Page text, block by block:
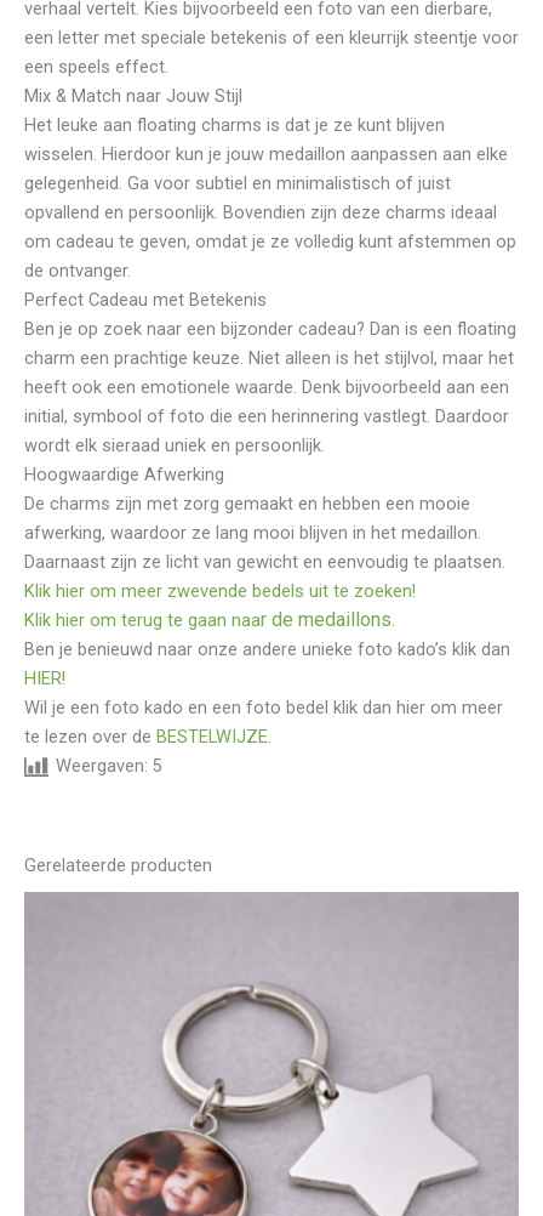
verhaal vertelt. Kies bijvoorbeeld een foto van een dierbare,
een letter met speciale betekenis of een kleurrijk steentje voor
een speels effect.
Mix & Match naar Jouw Stijl
Het leuke aan floating charms is dat je ze kunt blijven
wisselen. Hierdoor kun je jouw medaillon aanpassen aan elke
gelegenheid. Ga voor subtiel en minimalistisch of juist
opvallend en persoonlijk. Bovendien zijn deze charms ideaal
om cadeau te geven, omdat je ze volledig kunt afstemmen op
de ontvanger.
Perfect Cadeau met Betekenis
Ben je op zoek naar een bijzonder cadeau? Dan is een floating
charm een prachtige keuze. Niet alleen is het stijlvol, maar het
heeft ook een emotionele waarde. Denk bijvoorbeeld aan een
initial, symbool of foto die een herinnering vastlegt. Daardoor
wordt elk sieraad uniek en persoonlijk.
Hoogwaardige Afwerking
De charms zijn met zorg gemaakt en hebben een mooie
afwerking, waardoor ze lang mooi blijven in het medaillon.
Daarnaast zijn ze licht van gewicht en eenvoudig te plaatsen.
Klik hier om meer zwevende bedels uit te zoeken!
Klik hier om terug te gaan naar de medaillons.
Ben je benieuwd naar onze andere unieke foto kado’s klik dan
HIER!
Wil je een foto kado en een foto bedel klik dan hier om meer
te lezen over de BESTELWIJZE.
Weergaven: 5
Gerelateerde producten